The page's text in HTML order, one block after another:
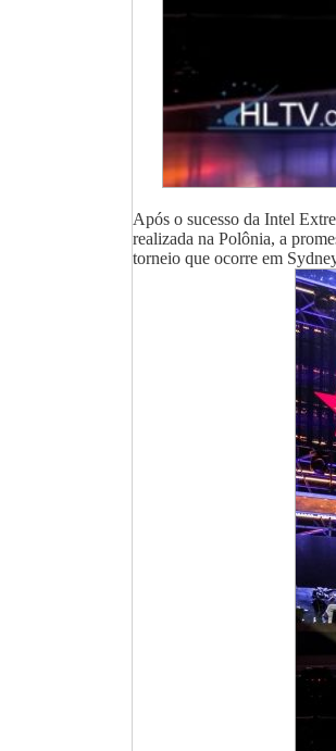
Após o sucesso da Intel
realizada na Polônia, a
torneio que ocorre em